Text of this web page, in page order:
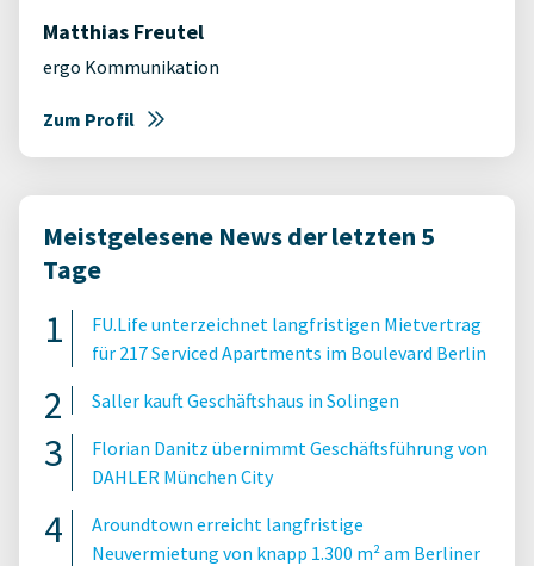
Matthias Freutel
ergo Kommunikation
Zum Profil
Meistgelesene News der letzten 5
Tage
FU.Life unterzeichnet langfristigen Mietvertrag
für 217 Serviced Apartments im Boulevard Berlin
Saller kauft Geschäftshaus in Solingen
Florian Danitz übernimmt Geschäftsführung von
DAHLER München City
Aroundtown erreicht langfristige
Neuvermietung von knapp 1.300 m² am Berliner